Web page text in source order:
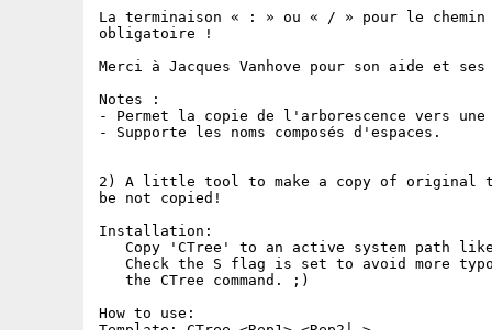
La terminaison « : » ou « / » pour le
obligatoire !
Merci à Jacques Vanhove pour son aide et
Notes :
- Permet la copie de l'arborescence vers
- Supporte les noms composés d'espaces.
2) A little tool to make a copy of
be not copied!
Installation:
Copy 'CTree' to an active system path
Check the S flag is set to avoid more
   the CTree command. ;)
How to use: